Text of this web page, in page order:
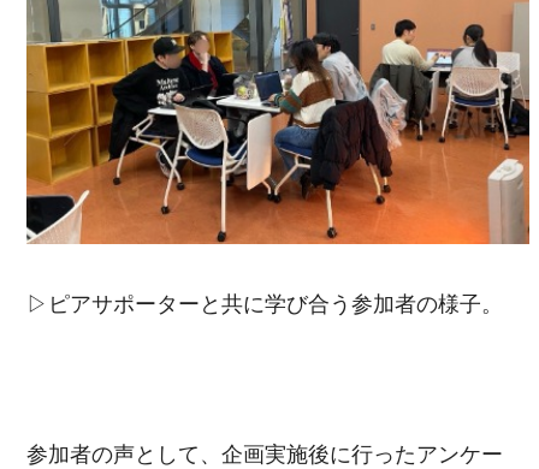
▷ピアサポーターと共に学び合う参加者の様子。
参加者の声として、企画実施後に行ったアンケー